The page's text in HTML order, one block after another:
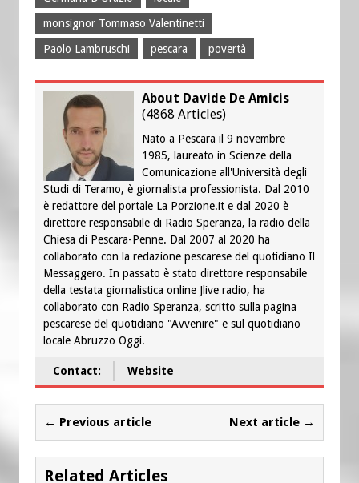
monsignor Tommaso Valentinetti
Paolo Lambruschi
pescara povertà
About Davide De Amicis
(4868 Articles)
Nato a Pescara il 9 novembre
1985, laureato in Scienze della
Comunicazione all'Università degli
Studi di Teramo, è giornalista professionista. Dal 2010
è redattore del portale La Porzione.it e dal 2020 è
direttore responsabile di Radio Speranza, la radio della
Chiesa di Pescara-Penne. Dal 2007 al 2020 ha
collaborato con la redazione pescarese del quotidiano Il
Messaggero. In passato è stato direttore responsabile
della testata giornalistica online Jlive radio, ha
collaborato con Radio Speranza, scritto sulla pagina
pescarese del quotidiano "Avvenire" e sul quotidiano
locale Abruzzo Oggi.
Contact: Website
← Previous article Next article →
Related Articles